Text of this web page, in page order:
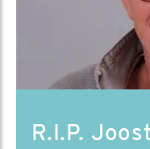
R.I.P.